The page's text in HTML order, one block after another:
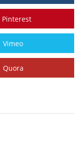
Pinterest
Vimeo
Quora